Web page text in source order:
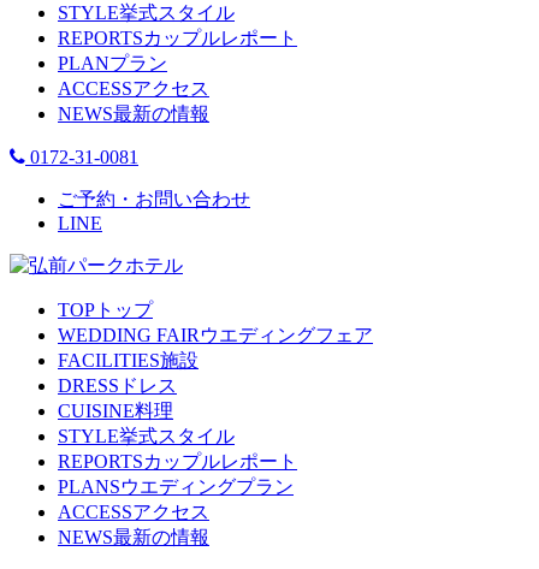
STYLE挙式スタイル
REPORTSカップルレポート
PLANプラン
ACCESSアクセス
NEWS最新の情報
0172-31-0081
ご予約・お問い合わせ
LINE
TOP トップ
WEDDING FAIR ウエディングフェア
FACILITIES施設
DRESS ドレス
CUISINE料理
STYLE挙式スタイル
REPORTSカップルレポート
PLANSウエディングプラン
ACCESSアクセス
NEWS最新の情報